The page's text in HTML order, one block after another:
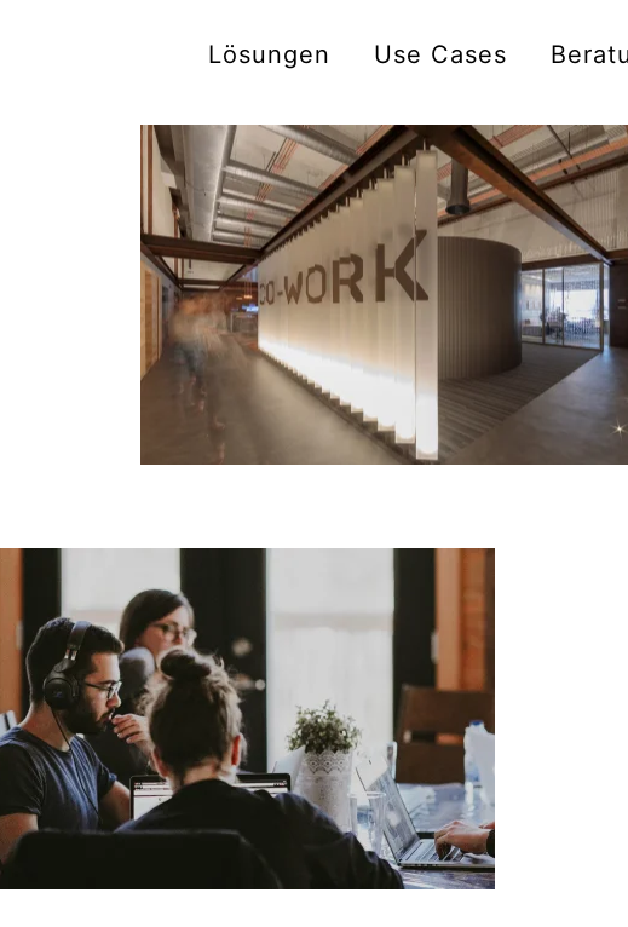
Lösungen Use Cases